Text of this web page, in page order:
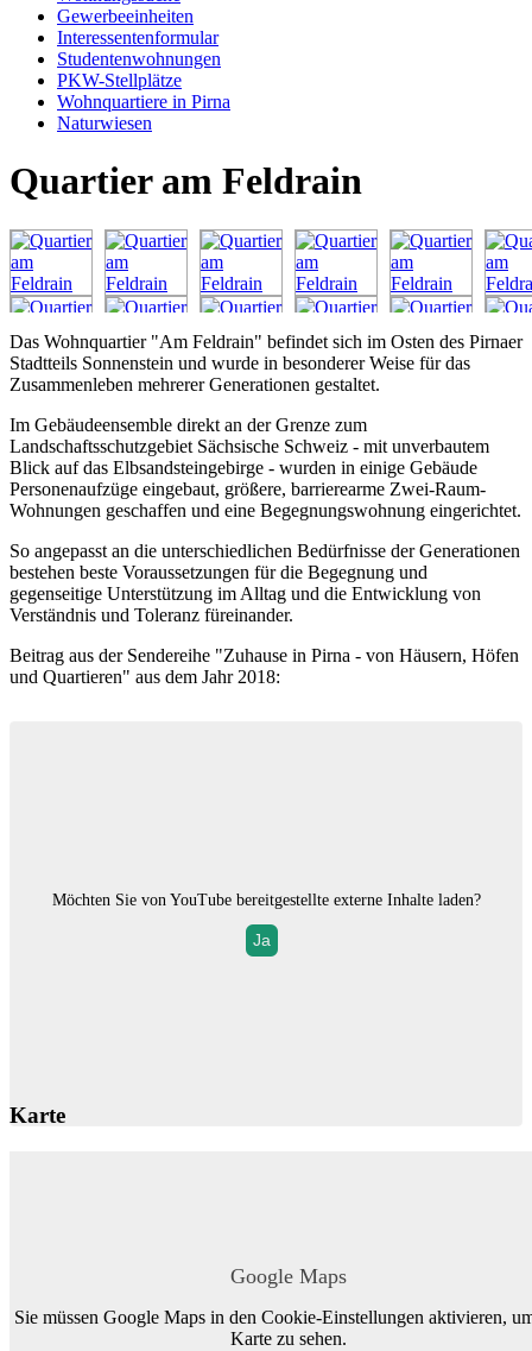
Gewerbeeinheiten
Interessentenformular
Studentenwohnungen
PKW-Stellplätze
Wohnquartiere in Pirna
Naturwiesen
Quartier am Feldrain
Das Wohnquartier "Am Feldrain" befindet sich im Osten des Pirnaer
Stadtteils Sonnenstein und wurde in besonderer Weise für das
Zusammenleben mehrerer Generationen gestaltet.
Im Gebäudeensemble direkt an der Grenze zum
Landschaftsschutzgebiet Sächsische Schweiz - mit unverbautem
Blick auf das Elbsandsteingebirge - wurden in einige Gebäude
Personenaufzüge eingebaut, größere, barrierearme Zwei-Raum-
Wohnungen geschaffen und eine Begegnungswohnung eingerichtet.
So angepasst an die unterschiedlichen Bedürfnisse der Generationen
bestehen beste Voraussetzungen für die Begegnung und
gegenseitige Unterstützung im Alltag und die Entwicklung von
Verständnis und Toleranz füreinander.
Beitrag aus der Sendereihe "Zuhause in Pirna - von Häusern, Höfen
und Quartieren" aus dem Jahr 2018:
Möchten Sie von YouTubebereitgestellte externe Inhalte laden?
Ja
Karte
Google Maps
Sie müssen Google Maps in den Cookie-Einstellungen aktivieren,
Karte zu sehen.